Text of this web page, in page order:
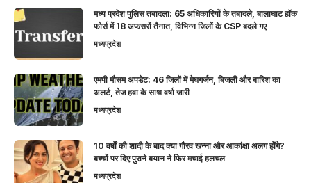
मध्य प्रदेश पुलिस तबादला: 65 अधिकारियों के तबादले, बालाघाट हॉक
फोर्स में 18 अफसरों तैनात, विभिन्न जिलों के CSP बदले गए
मध्यप्रदेश
एमपी मौसम अपडेट: 46 जिलों में मेघगर्जन, बिजली और बारिश का
अलर्ट, तेज हवा के साथ वर्षा जारी
मध्यप्रदेश
10 वर्षों की शादी के बाद क्या गौरव खन्ना और आकांक्षा अलग होंगे?
बच्चों पर दिए पुराने बयान ने फिर मचाई हलचल
मध्यप्रदेश